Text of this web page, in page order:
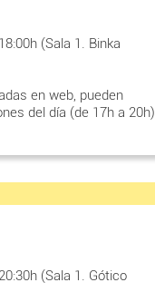
(Sala 1. Binka
en web, pueden
del día (de 17h a 20h)
(Sala 1. Gótico